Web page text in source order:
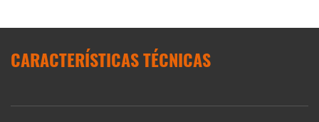
CARACTERÍSTICAS TÉCNICAS